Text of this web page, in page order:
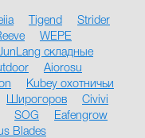
Tigend
Strider
WEPE
складные
Aiorosu
Kubey охотничьи
Широгоров
Civivi
SOG
Eafengrow
Blades